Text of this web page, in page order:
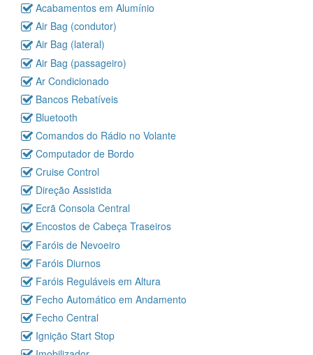
Acabamentos em Alumínio
Air Bag (condutor)
Air Bag (lateral)
Air Bag (passageiro)
Ar Condicionado
Bancos Rebatíveis
Bluetooth
Comandos do Rádio no Volante
Computador de Bordo
Cruise Control
Direção Assistida
Ecrã Consola Central
Encostos de Cabeça Traseiros
Faróis de Nevoeiro
Faróis Diurnos
Faróis Reguláveis em Altura
Fecho Automático em Andamento
Fecho Central
Ignição Start Stop